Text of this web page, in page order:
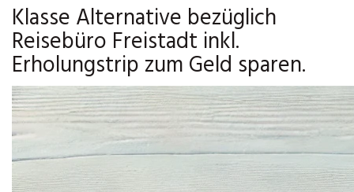
Klasse Alternative bezüglich
Reisebüro Freistadt inkl.
Erholungstrip zum Geld sparen.